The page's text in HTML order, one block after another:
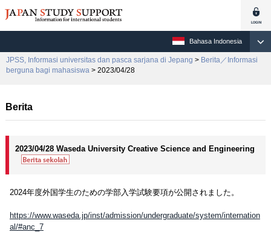
Bahasa Indonesia
JPSS, Informasi universitas dan pasca sarjana di Jepang > Berita／Informasi
berguna bagi mahasiswa > 2023/04/28
Berita
2023/04/28 Waseda University Creative Science and Engineering
2024年度外国学生のための学部入学試験要項が公開されました。
https://www.waseda.jp/inst/admission/undergraduate/system/internation
al/#anc_7